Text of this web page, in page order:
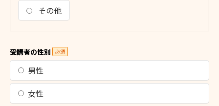
その他
受講者の性別 必須
男性
女性